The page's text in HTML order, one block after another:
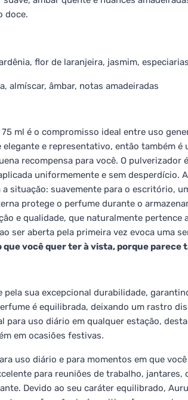
doce.
flor de laranjeira, jasmim, especiarias
almíscar, âmbar, notas amadeiradas
ml é o compromisso ideal entre uso
e representativo, então também é
recompensa para você. O pulverizador
uniformemente e sem desperdício.
situação: suavemente para o escritório,
protege o perfume durante o
e qualidade, que naturalmente pertence
ser aberta pela primeira vez evoca uma
que você quer ter à vista, porque parece
pela sua excepcional durabilidade,
é equilibrada, deixando um rastro
para uso diário em qualquer estação,
em ocasiões festivas.
uso diário e para momentos em que
para reuniões de trabalho,
Devido ao seu caráter equilibrado,